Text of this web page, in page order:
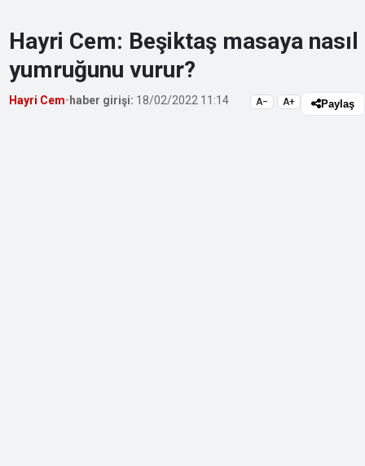
Hayri Cem: Beşiktaş masaya nasıl
yumruğunu vurur?
Hayri Cem• haber girişi: 18/02/2022 11:14 A− A+ Paylaş